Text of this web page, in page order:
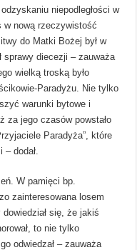
niepodległości w
w nową rzeczywistość
do Matki Bożej był w
sprawy diecezji – zauważa
wielką troską było
Paradyżu. Nie tylko
warunki bytowe i
za jego czasów powstało
Paradyża”, które
dodał.
W pamięci bp.
zainteresowana losem
się, że jakiś
to nie tylko
odwiedzał – zauważa